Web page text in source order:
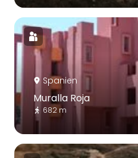
Spanien
Muralla Roja
682 m